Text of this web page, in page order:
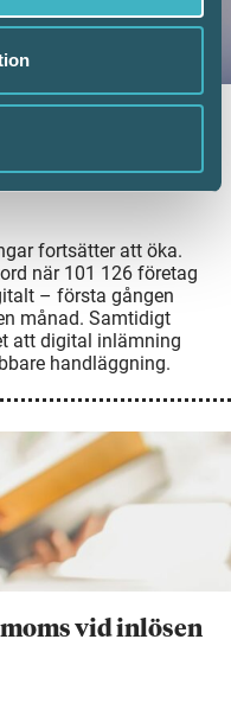
bidrar till
fortsätter att öka.
när 101 126 företag
– första gången
månad. Samtidigt
att digital inlämning
handläggning.
vid inlösen